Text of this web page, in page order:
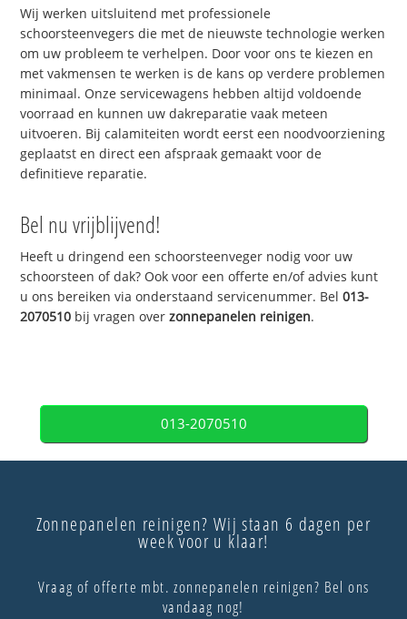
Wij werken uitsluitend met professionele
schoorsteenvegers die met de nieuwste technologie werken
om uw probleem te verhelpen. Door voor ons te kiezen en
met vakmensen te werken is de kans op verdere problemen
minimaal. Onze servicewagens hebben altijd voldoende
voorraad en kunnen uw dakreparatie vaak meteen
uitvoeren. Bij calamiteiten wordt eerst een noodvoorziening
geplaatst en direct een afspraak gemaakt voor de
definitieve reparatie.
Bel nu vrijblijvend!
Heeft u dringend een schoorsteenveger nodig voor uw
schoorsteen of dak? Ook voor een offerte en/of advies kunt
u ons bereiken via onderstaand servicenummer. Bel013-
2070510 bij vragen overzonnepanelen reinigen.
013-2070510
Zonnepanelen reinigen? Wij staan 6 dagen per
week voor u klaar!
Vraag of offerte mbt. zonnepanelen reinigen? Bel ons
vandaag nog!